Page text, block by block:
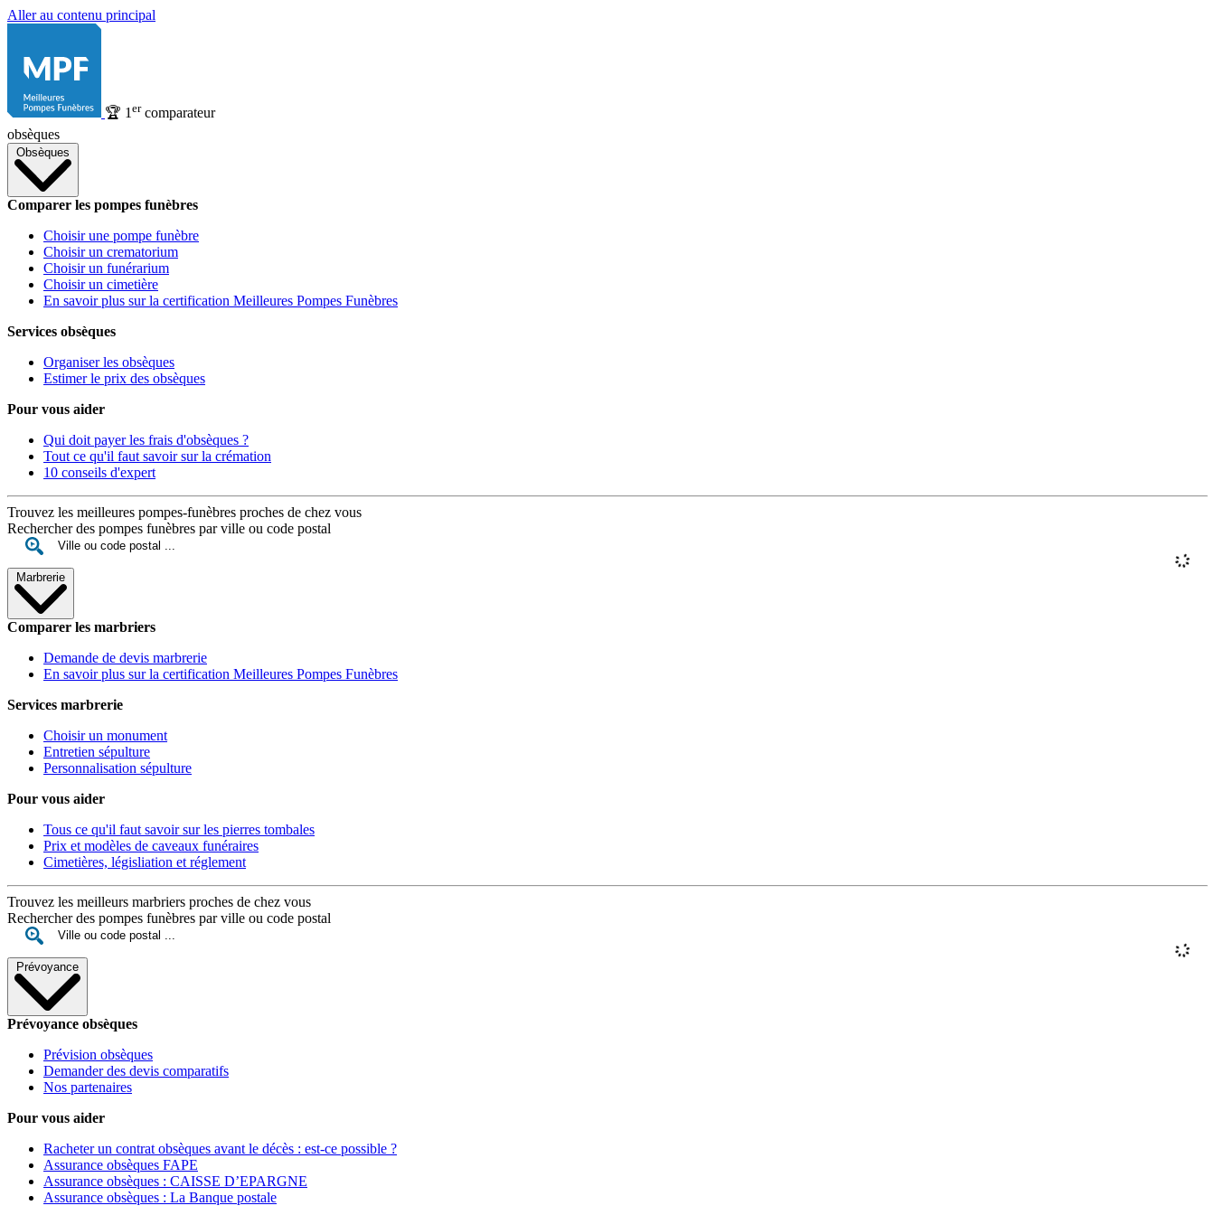
Aller au contenu principal
🏆 1 ercomparateur
obsèques
Obsèques
Comparer les pompes funèbres
Choisir une pompe funèbre
Choisir un crematorium
Choisir un funérarium
Choisir un cimetière
En savoir plus sur la certification Meilleures Pompes Funèbres
Services obsèques
Organiser les obsèques
Estimer le prix des obsèques
Pour vous aider
Qui doit payer les frais d'obsèques ?
Tout ce qu'il faut savoir sur la crémation
10 conseils d'expert
Trouvez les meilleures pompes-funèbres proches de chez vous
Rechercher des pompes funèbres par ville ou code postal
Marbrerie
Comparer les marbriers
Demande de devis marbrerie
En savoir plus sur la certification Meilleures Pompes Funèbres
Services marbrerie
Choisir un monument
Entretien sépulture
Personnalisation sépulture
Pour vous aider
Tous ce qu'il faut savoir sur les pierres tombales
Prix et modèles de caveaux funéraires
Cimetières, législiation et réglement
Trouvez les meilleurs marbriers proches de chez vous
Rechercher des pompes funèbres par ville ou code postal
Prévoyance
Prévoyance obsèques
Prévision obsèques
Demander des devis comparatifs
Nos partenaires
Pour vous aider
Racheter un contrat obsèques avant le décès : est-ce possible ?
Assurance obsèques FAPE
Assurance obsèques : CAISSE D’EPARGNE
Assurance obsèques : La Banque postale